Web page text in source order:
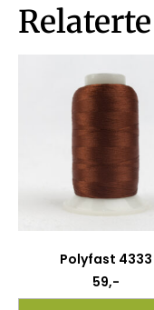
Polyfast 4333
59,-